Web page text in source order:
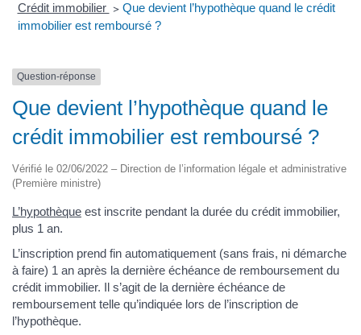
Crédit immobilier > Que devient l’hypothèque quand le crédit
immobilier est remboursé ?
Question-réponse
Que devient l’hypothèque quand le
crédit immobilier est remboursé ?
Vérifié le 02/06/2022 – Direction de l’information légale et administrative
(Première ministre)
L’hypothèque est inscrite pendant la durée du crédit immobilier,
plus 1 an.
L’inscription prend fin automatiquement (sans frais, ni démarche
à faire) 1 an après la dernière échéance de remboursement du
crédit immobilier. Il s’agit de la dernière échéance de
remboursement telle qu’indiquée lors de l’inscription de
l’hypothèque.